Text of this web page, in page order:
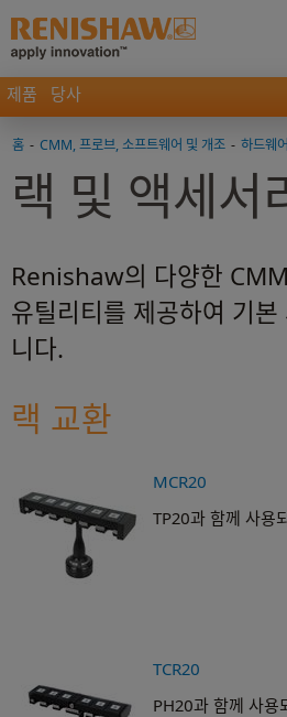
제품 당사
홈 - CMM, 프로브, 소프트웨어 및 개조 - 하드웨어
랙 및 액세서
Renishaw의 다양한
유틸리티를 제공하여 기
니다.
랙 교환
MCR20
TP20과 함께 사용
TCR20
PH20과 함께 사용